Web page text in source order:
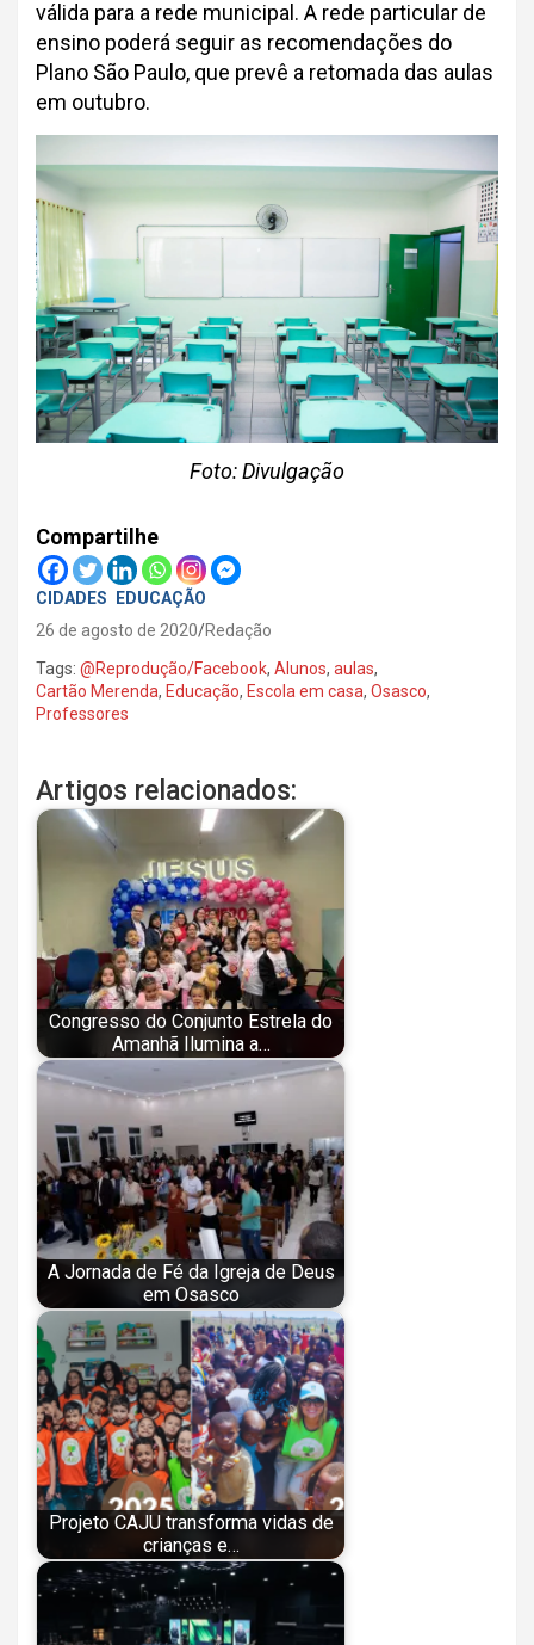
válida para a rede municipal. A rede particular de
ensino poderá seguir as recomendações do
Plano São Paulo, que prevê a retomada das aulas
em outubro.
Foto: Divulgação
Compartilhe
CIDADES
EDUCAÇÃO
26 de agosto de 2020 Redação
Tags: @Reprodução/Facebook, Alunos, aulas,
Cartão Merenda, Educação, Escola em casa, Osasco,
Professores
Artigos relacionados:
Congresso do Conjunto Estrela do
Amanhã Ilumina a…
A Jornada de Fé da Igreja de Deus
em Osasco
Projeto CAJU transforma vidas de
crianças e…